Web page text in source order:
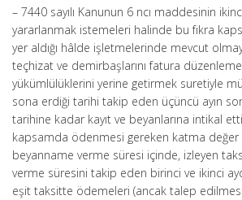
– 7440 sayılı Kanunun 6 ncı maddesinin
yararlanmak istemeleri halinde bu fıkra
yer aldığı hâlde işletmelerinde mevcut
teçhizat ve demirbaşlarını fatura
yükümlülüklerini yerine getirmek suretiyle
sona erdiği tarihi takip eden üçüncü ayın
tarihine kadar kayıt ve beyanlarına intikal
kapsamda ödenmesi gereken katma değer
beyanname verme süresi içinde, izleyen
verme süresini takip eden birinci ve ikinci
eşit taksitte ödemeleri (ancak talep